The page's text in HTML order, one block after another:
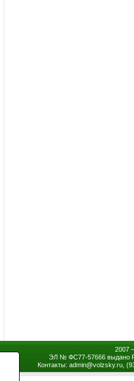
2007
ЭЛ № ФС77-57666 выдано
Контакты: admin@volzsky.ru,